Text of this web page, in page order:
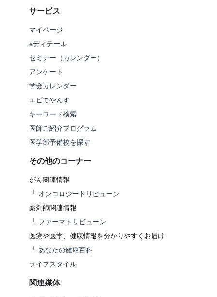
サービス
マイページ
eディテール
セミナー（カレンダー）
アンケート
学会カレンダー
エビでやんす
キーワード検索
医師ご紹介プログラム
医学部予備校を探す
その他のコーナー
がん関連情報
└ オンコロジートリビューン
薬剤師関連情報
└ ファーマトリビューン
医療や医学、健康情報を分かりやすくお届け
└ あなたの健康百科
ライフスタイル
関連媒体